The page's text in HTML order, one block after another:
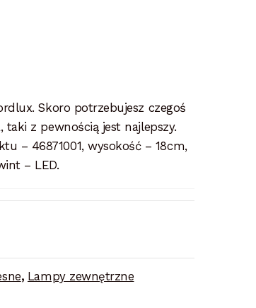
Skoro potrzebujesz czegoś
z pewnością jest najlepszy.
– 46871001, wysokość – 18cm,
– LED.
, Lampy zewnętrzne